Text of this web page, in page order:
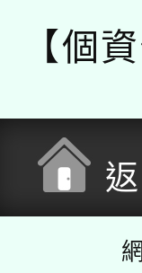
【個